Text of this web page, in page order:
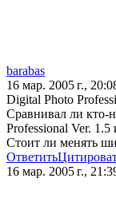
barabas
16 мар. 2005 г.,
Digital Photo
Сравнивал ли кто-
Professional Ver.
Стоит ли менять
Ответить
16 мар. 2005 г.,